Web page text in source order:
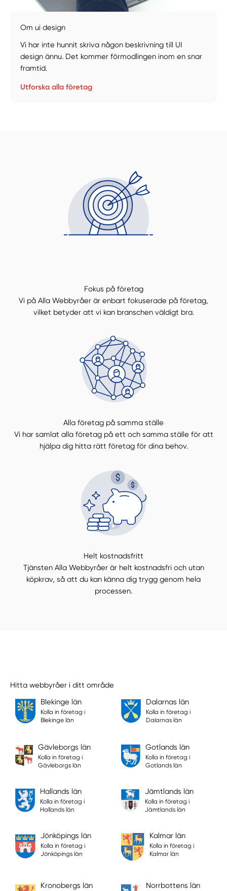
Få hjälp
Om ui design
Vi har inte hunnit skriva någon beskrivning till UI
design ännu. Det kommer förmodlingen inom en snar
framtid.
Utforska alla företag
Fokus på företag
Vi på Alla Webbyråer är enbart fokuserade på företag,
vilket betyder att vi kan branschen väldigt bra.
Alla företag på samma ställe
Vi har samlat alla företag på ett och samma ställe för att
hjälpa dig hitta rätt företag för dina behov.
Helt kostnadsfritt
Tjänsten Alla Webbyråer är helt kostnadsfri och utan
köpkrav, så att du kan känna dig trygg genom hela
processen.
Hitta webbyråer i ditt område
Blekinge län
Kolla in företag i
Blekinge län
Dalarnas län
Kolla in företag i
Dalarnas län
Gävleborgs län
Kolla in företag i
Gävleborgs län
Gotlands län
Kolla in företag i
Gotlands län
Hallands län
Kolla in företag i
Hallands län
Jämtlands län
Kolla in företag i
Jämtlands län
Jönköpings län
Kolla in företag i
Jönköpings län
Kalmar län
Kolla in företag i
Kalmar län
Kronobergs län Norrbottens län